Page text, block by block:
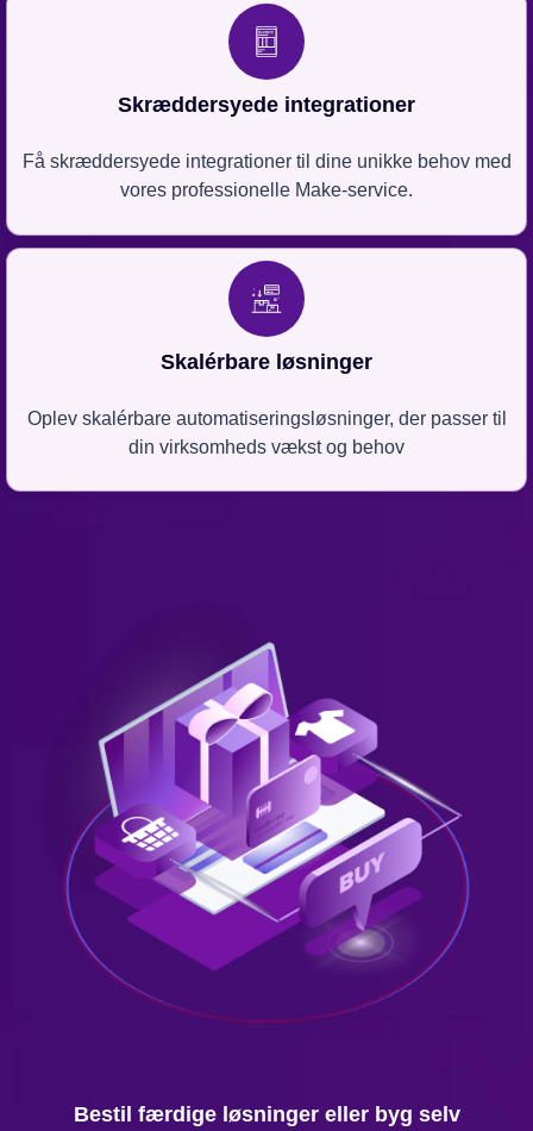
Skræddersyede integrationer
Få skræddersyede integrationer til dine unikke behov med
vores professionelle Make-service.
Skalérbare løsninger
Oplev skalérbare automatiseringsløsninger, der passer til
din virksomheds vækst og behov
Bestil færdige løsninger eller byg selv